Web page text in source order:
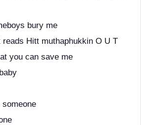
bury me
Hitt muthaphukkin O U T
you can save me